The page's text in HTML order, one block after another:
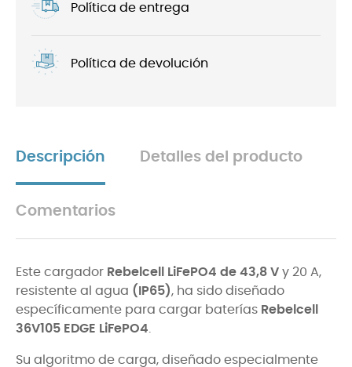
Política de entrega
Política de devolución
Descripción Detalles del producto
Comentarios
Este cargador Rebelcell LiFePO4 de 43,8 V y 20 A,
resistente al agua (IP65), ha sido diseñado
específicamente para cargar baterías Rebelcell
36V105 EDGE LiFePO4
Su algoritmo de carga, diseñado especialmente